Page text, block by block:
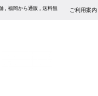
, 福岡から通販 , 送料無
ご利用案内